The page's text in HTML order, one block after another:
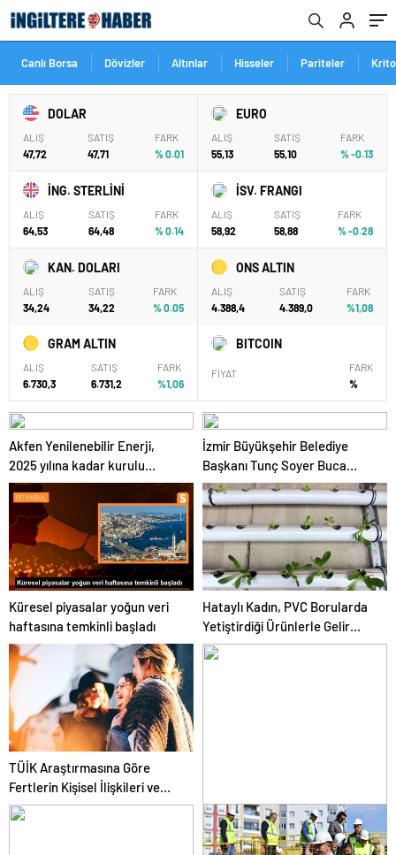
Canlı Borsa Dövizler Altınlar Hisseler Pariteler
DOLAR
ALIŞ
47,72
SATIŞ
47,71
FARK
% 0.01
EURO
ALIŞ
55,13
SATIŞ
55,10
FARK
% -0.13
İNG. STERLİNİ
ALIŞ
64,53
SATIŞ
64,48
FARK
% 0.14
İSV. FRANGI
ALIŞ
58,92
SATIŞ
58,88
FARK
% -0.28
KAN. DOLARI
ALIŞ
34,24
SATIŞ
34,22
FARK
% 0.05
ONS ALTIN
ALIŞ
4.388,4
SATIŞ
4.389,0
FARK
%1,08
GRAM ALTIN
ALIŞ
6.730,3
SATIŞ
6.731,2
FARK
%1,06
BITCOIN
FİYAT
FARK
%
Akfen Yenilenebilir Enerji,
2025 yılına kadar kurulu
gücünü 1200 megavata
çıkarmayı hedefliyor
İzmir Büyükşehir Belediye
Başkanı Tunç Soyer Buca
Onat Tüneli çalışmalarını
inceledi
Küresel piyasalar yoğun veri
haftasına temkinli başladı
Hataylı Kadın, PVC Borularda
Yetiştirdiği Ürünlerle Gelir
Elde Ediyor
TÜİK Araştırmasına Göre
Fertlerin Kişisel İlişkileri ve
Sosyal Aktiviteleri
Marmaris’te Yeni Turizm
Sezonu Hazırlıkları Başladı